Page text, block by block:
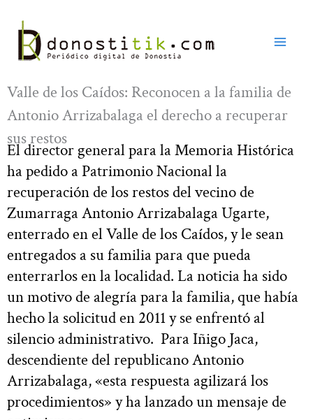
contenido
Valle de los Caídos: Reconocen a la familia de
Antonio Arrizabalaga el derecho a recuperar
sus restos
El director general para la Memoria Histórica
ha pedido a Patrimonio Nacional la
recuperación de los restos del vecino de
Zumarraga Antonio Arrizabalaga Ugarte,
enterrado en el Valle de los Caídos, y le sean
entregados a su familia para que pueda
enterrarlos en la localidad. La noticia ha sido
un motivo de alegría para la familia, que había
hecho la solicitud en 2011 y se enfrentó al
silencio administrativo. Para Iñigo Jaca,
descendiente del republicano Antonio
Arrizabalaga, «esta respuesta agilizará los
procedimientos» y ha lanzado un mensaje de